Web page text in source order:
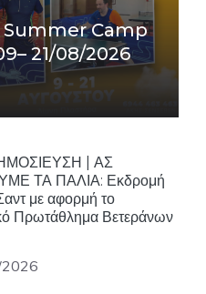
Camp
21/08/2026
| ΑΣ
ΤΑ ΠΑΛΙΑ: Εκδρομή
με αφορμή το
Πρωτάθλημα Βετεράνων